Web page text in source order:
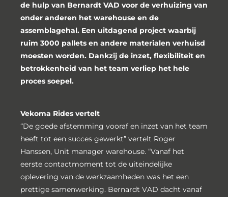
de hulp van Bernardt VAD voor de verhuizing van
onder anderen het warehouse en de
assemblagehal. Een uitdagend project waarbij
ruim 3000 pallets en andere materialen verhuisd
moesten worden. Dankzij de inzet, flexibiliteit en
betrokkenheid van het team verliep het hele
proces soepel.
Vekoma Rides vertelt
“De goede afstemming vooraf en inzet van het team
heeft tot een succes gewerkt” vertelt Roger
Hanssen, Unit manager warehouse. “Vanaf het
eerste contactmoment tot de uiteindelijke
oplevering van de werkzaamheden was het een
prettige samenwerking. Bernardt VAD dacht vanaf